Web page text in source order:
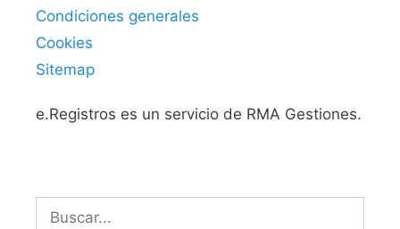
Condiciones generales
Cookies
Sitemap
e.Registros es un servicio de RMA Gestiones.
Buscar: